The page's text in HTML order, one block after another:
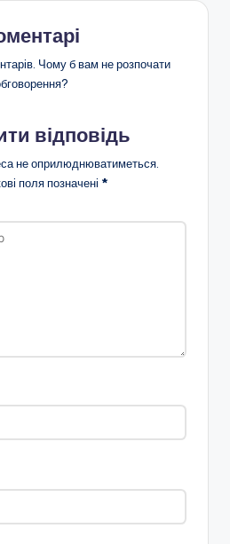
Чому б вам не розпочати
відповідь
не оприлюднюватиметься.
поля позначені *